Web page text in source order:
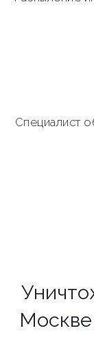
Специалист